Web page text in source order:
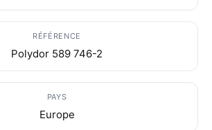
RÉFÉRENCE
Polydor 589 746-2
PAYS
Europe